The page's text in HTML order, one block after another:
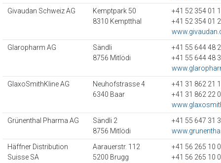
Givaudan Schweiz AG
Kemptpark 50
8310 Kemptthal
+41 52 354 01
+41 52 354 01
Glaropharm AG
Sändli
8756 Mitlödi
+41 55 644 48
+41 55 644 48
GlaxoSmithKline AG
Neuhofstrasse 4
6340 Baar
+41 31 862 21
+41 31 862 22
Grünenthal Pharma AG
Sändli 2
8756 Mitlödi
+41 55 647 31
Häffner Distribution
Suisse SA
Aarauerstr. 112
5200 Brugg
+41 56 265 10
+41 56 265 10